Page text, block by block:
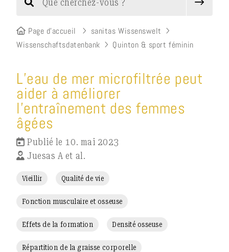
Page d’accueil
sanitas Wissenswelt
Wissenschaftsdatenbank
Quinton & sport féminin
L’eau de mer microfiltrée peut
aider à améliorer
l’entraînement des femmes
âgées
Publié le 10. mai 2023
Juesas A et al.
Vieillir Qualité de vie
Fonction musculaire et osseuse
Effets de la formation Densité osseuse
Répartition de la graisse corporelle